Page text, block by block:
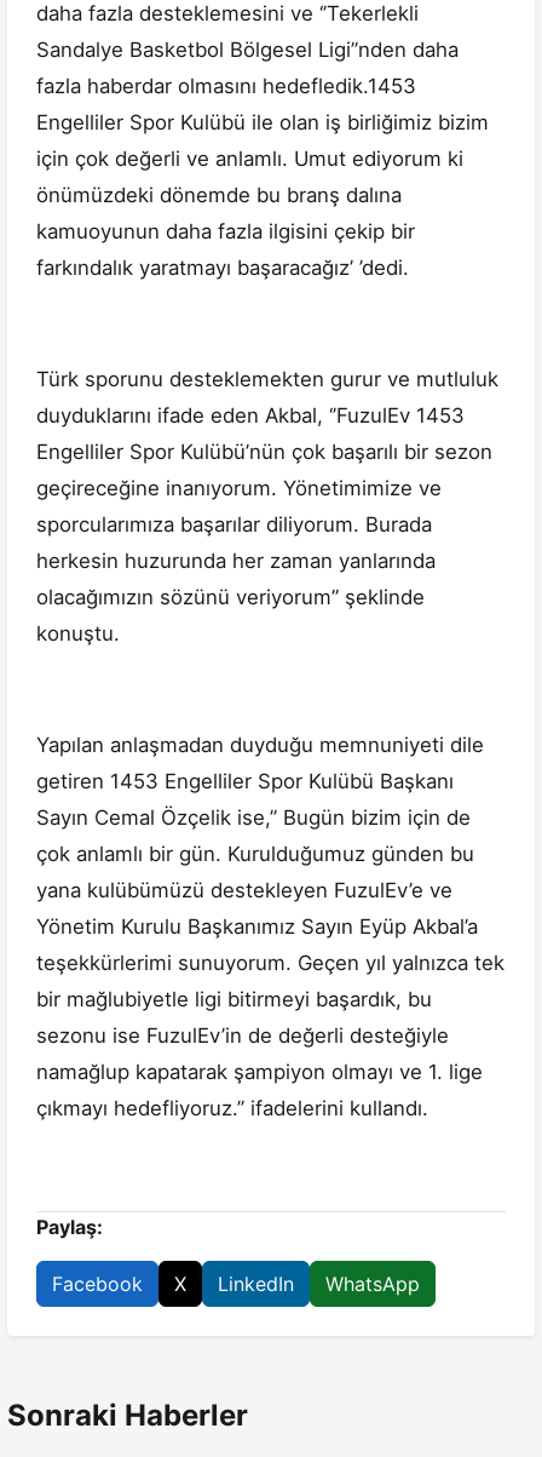
daha fazla desteklemesini ve ‘’Tekerlekli
Sandalye Basketbol Bölgesel Ligi’’nden daha
fazla haberdar olmasını hedefledik.1453
Engelliler Spor Kulübü ile olan iş birliğimiz bizim
için çok değerli ve anlamlı. Umut ediyorum ki
önümüzdeki dönemde bu branş dalına
kamuoyunun daha fazla ilgisini çekip bir
farkındalık yaratmayı başaracağız’ ’dedi.
Türk sporunu desteklemekten gurur ve mutluluk
duyduklarını ifade eden Akbal, ‘’FuzulEv 1453
Engelliler Spor Kulübü’nün çok başarılı bir sezon
geçireceğine inanıyorum. Yönetimimize ve
sporcularımıza başarılar diliyorum. Burada
herkesin huzurunda her zaman yanlarında
olacağımızın sözünü veriyorum” şeklinde
konuştu.
Yapılan anlaşmadan duyduğu memnuniyeti dile
getiren 1453 Engelliler Spor Kulübü Başkanı
Sayın Cemal Özçelik ise,’’ Bugün bizim için de
çok anlamlı bir gün. Kurulduğumuz günden bu
yana kulübümüzü destekleyen FuzulEv’e ve
Yönetim Kurulu Başkanımız Sayın Eyüp Akbal’a
teşekkürlerimi sunuyorum. Geçen yıl yalnızca tek
bir mağlubiyetle ligi bitirmeyi başardık, bu
sezonu ise FuzulEv’in de değerli desteğiyle
namağlup kapatarak şampiyon olmayı ve 1. lige
çıkmayı hedefliyoruz.’’ ifadelerini kullandı.
Paylaş:
Facebook X LinkedIn WhatsApp
Sonraki Haberler